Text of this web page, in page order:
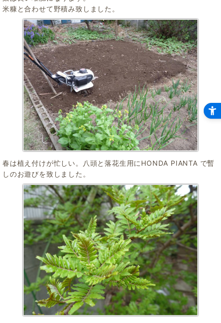
米糠と合わせて野積み致しました。
春は植え付けが忙しい。八頭と落花生用にHONDA PIANTA で暫
しのお遊びを致しました。